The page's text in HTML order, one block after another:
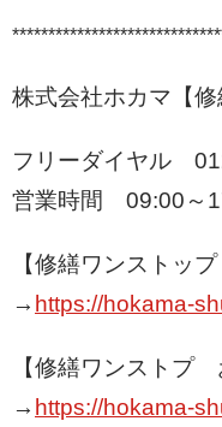
株式会社ホカマ【修
フリーダイヤル
営業時間 09:00
【修繕ワンストッ
→ https://hokama-
【修繕ワンストプ
→ https://hokama-